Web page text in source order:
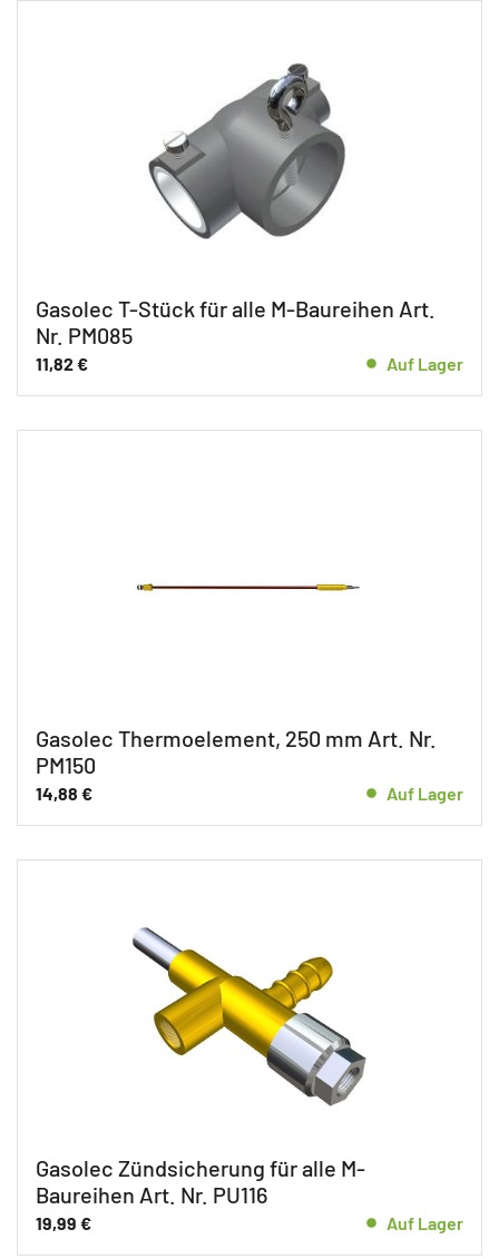
Gasolec T-Stück für alle M-Baureihen Art.
Nr. PM085
11,82 € Auf Lager
Gasolec Thermoelement, 250 mm Art. Nr.
PM150
14,88 € Auf Lager
Gasolec Zündsicherung für alle M-
Baureihen Art. Nr. PU116
19,99 € Auf Lager